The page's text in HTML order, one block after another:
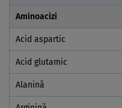
Aminoacizi
Acid aspartic
Acid glutamic
Alanină